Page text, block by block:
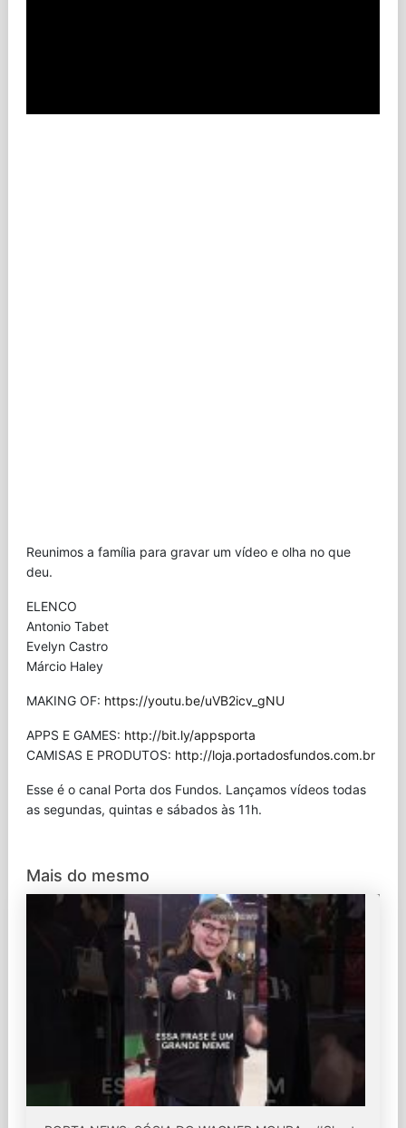
Reunimos a família para gravar um vídeo e olha no que
deu.
ELENCO
Antonio Tabet
Evelyn Castro
Márcio Haley
MAKING OF: https://youtu.be/uVB2icv_gNU
APPS E GAMES: http://bit.ly/appsporta
CAMISAS E PRODUTOS: http://loja.portadosfundos.com.br
Esse é o canal Porta dos Fundos. Lançamos vídeos todas
as segundas, quintas e sábados às 11h.
Mais do mesmo